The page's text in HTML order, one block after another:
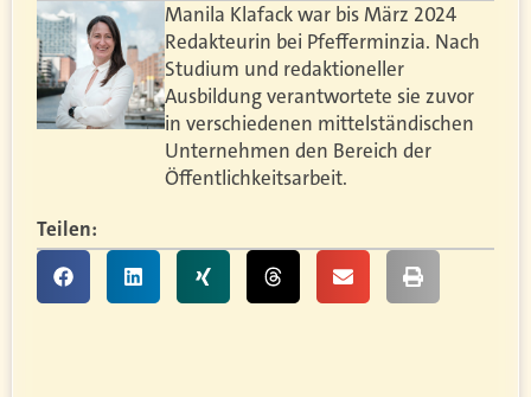
Manila Klafack war bis März 2024
Redakteurin bei Pfefferminzia. Nach
Studium und redaktioneller
Ausbildung verantwortete sie zuvor
in verschiedenen mittelständischen
Unternehmen den Bereich der
Öffentlichkeitsarbeit.
Teilen: